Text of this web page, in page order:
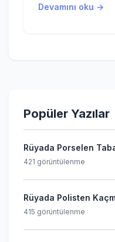
Devamını oku →
Popüler Yazılar
Rüyada Porselen
421 görüntülenme
Rüyada Polisten
415 görüntülenme